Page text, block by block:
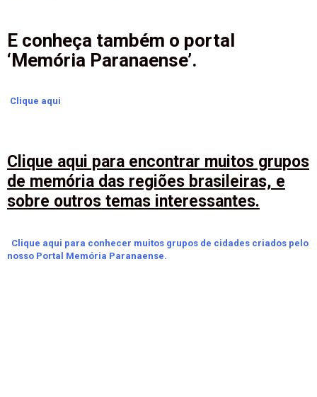
E conheça também o portal
‘Memória Paranaense’.
Clique aqui
Clique aqui para encontrar muitos grupos
de memória das regiões brasileiras, e
sobre outros temas interessantes.
Clique aqui para conhecer muitos grupos de cidades criados pelo
nosso Portal Memória Paranaense.